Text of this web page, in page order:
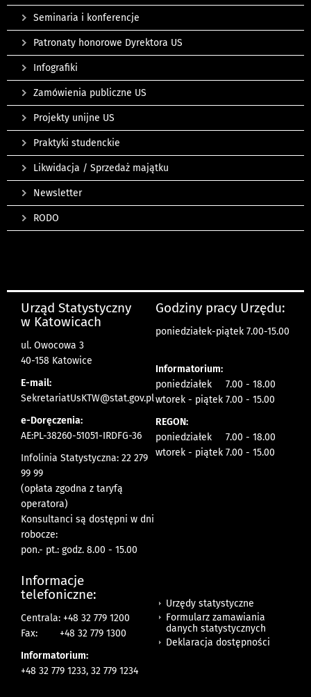
Seminaria i konferencje
Patronaty honorowe Dyrektora US
Infografiki
Zamówienia publiczne US
Projekty unijne US
Praktyki studenckie
Likwidacja / Sprzedaż majątku
Newsletter
RODO
Urząd Statystyczny
w Katowicach
ul. Owocowa 3
40-158 Katowice
E-mail:
SekretariatUsKTW@stat.gov.pl
e-Doręczenia:
AE:PL-38260-51051-IRDFG-36
Infolinia Statystyczna: 22 279
99 99
(opłata zgodna z taryfą
operatora)
Konsultanci są dostępni w dni
robocze:
pon.- pt.: godz. 8.00 - 15.00
Godziny pracy Urzędu:
poniedziałek-piątek 7.00-15.00
Informatorium:
poniedziałek 7.00 - 18.00
wtorek - piątek 7.00 - 15.00
REGON:
poniedziałek 7.00 - 18.00
wtorek - piątek 7.00 - 15.00
Informacje
telefoniczne:
Centrala: +48 32 779 1200
Fax:
+48 32 779 1300
Informatorium:
+48 32 779 1233, 32 779 1234
Urzędy statystyczne
Formularz zamawiania
danych statystycznych
Deklaracja dostępności